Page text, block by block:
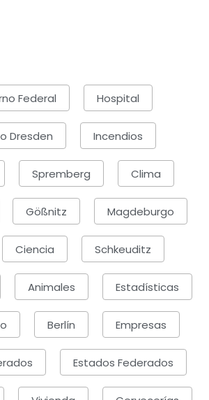
Federal Hospital
Dresden Incendios
Spremberg Clima
Gößnitz Magdeburgo
Ciencia Schkeuditz
Animales Estadísticas
Berlín Empresas
Estados Federados